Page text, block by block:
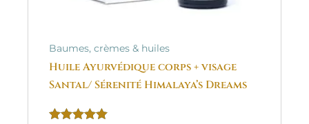
Baumes, crèmes & huiles
Huile Ayurvédique corps + visage
Santal/ Sérenité Himalaya’s Dreams